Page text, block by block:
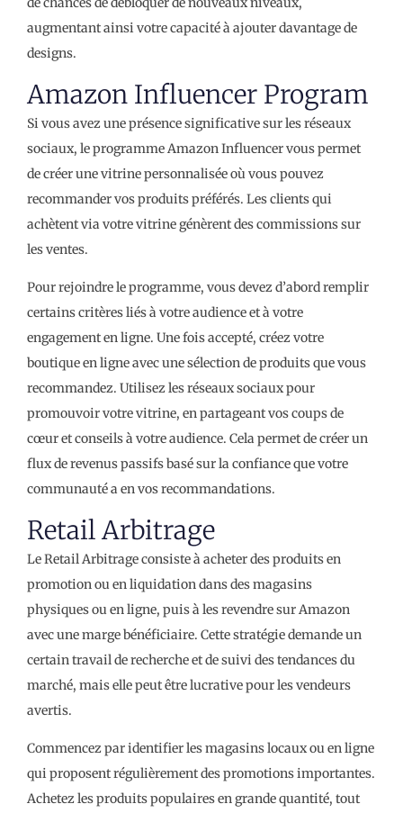
augmentant ainsi votre capacité à ajouter davantage de
designs.
Amazon Influencer Program
Si vous avez une présence significative sur les réseaux
sociaux, le programme Amazon Influencer vous permet
de créer une vitrine personnalisée où vous pouvez
recommander vos produits préférés. Les clients qui
achètent via votre vitrine génèrent des commissions sur
les ventes.
Pour rejoindre le programme, vous devez d’abord remplir
certains critères liés à votre audience et à votre
engagement en ligne. Une fois accepté, créez votre
boutique en ligne avec une sélection de produits que vous
recommandez. Utilisez les réseaux sociaux pour
promouvoir votre vitrine, en partageant vos coups de
cœur et conseils à votre audience. Cela permet de créer un
flux de revenus passifs basé sur la confiance que votre
communauté a en vos recommandations.
Retail Arbitrage
Le Retail Arbitrage consiste à acheter des produits en
promotion ou en liquidation dans des magasins
physiques ou en ligne, puis à les revendre sur Amazon
avec une marge bénéficiaire. Cette stratégie demande un
certain travail de recherche et de suivi des tendances du
marché, mais elle peut être lucrative pour les vendeurs
avertis.
Commencez par identifier les magasins locaux ou en ligne
qui proposent régulièrement des promotions importantes.
Achetez les produits populaires en grande quantité, tout